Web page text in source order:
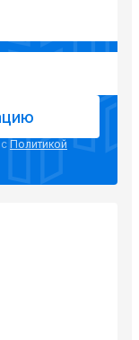
Политикой